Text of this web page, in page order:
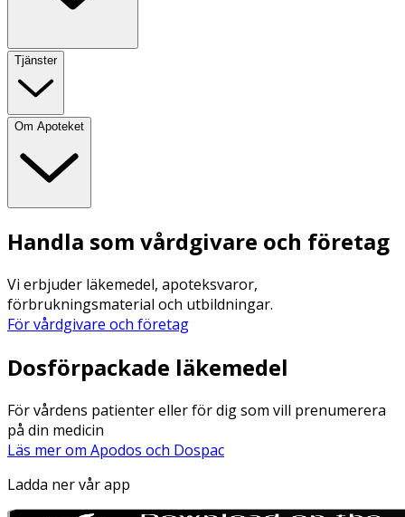
Tjänster
Om Apoteket
Handla som vårdgivare och företag
Vi erbjuder läkemedel, apoteksvaror,
förbrukningsmaterial och utbildningar.
För vårdgivare och företag
Dosförpackade läkemedel
För vårdens patienter eller för dig som vill prenumerera
på din medicin
Läs mer om Apodos och Dospac
Ladda ner vår app